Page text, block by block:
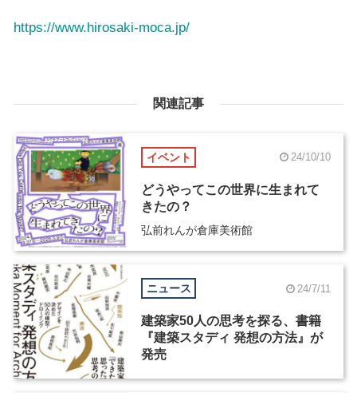
https://www.hirosaki-moca.jp/
関連記事
イベント 24/10/10
どうやってこの世界に生まれて
きたの？
弘前れんが倉庫美術館
ニュース 24/7/11
建築家50人の思考を探る、書籍
『建築スタディ 発想の方法』が
発売